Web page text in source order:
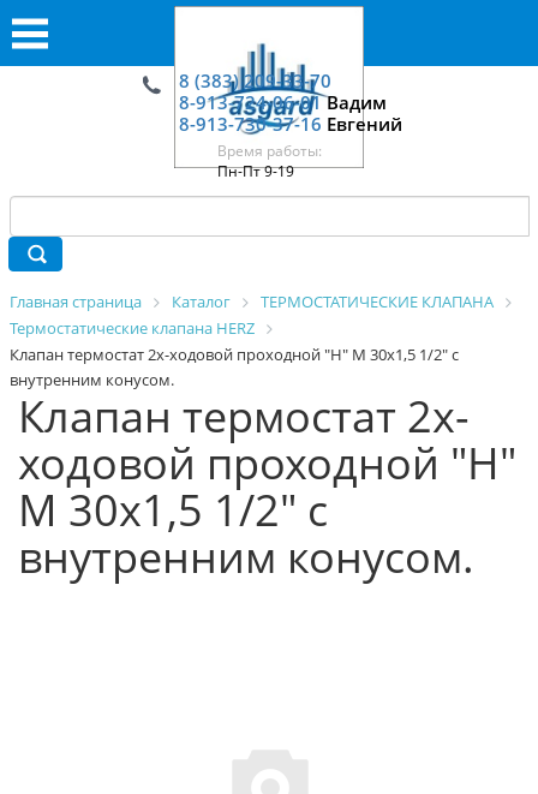
8 (383) 209-33-70
8-913-724-06-01Вадим
8-913-730-37-16 Евгений
Время работы:
Пн-Пт 9-19
Главная страница Каталог
ТЕРМОСТАТИЧЕСКИЕ КЛАПАНА
Термостатические клапана HERZ
Клапан термостат 2х-ходовой проходной "Н" М 30х1,5 1/2" с
внутренним конусом.
Клапан термостат 2х-
ходовой проходной "Н"
М 30х1,5 1/2" с
внутренним конусом.